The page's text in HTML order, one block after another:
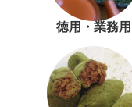
徳用・業務用